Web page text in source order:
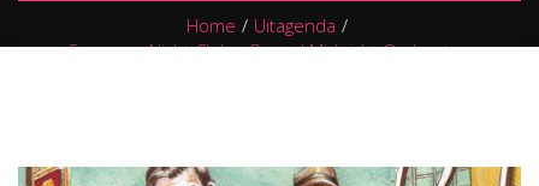
Home / Uitagenda /
Crooners Night Club – Round Midnight Orchestra